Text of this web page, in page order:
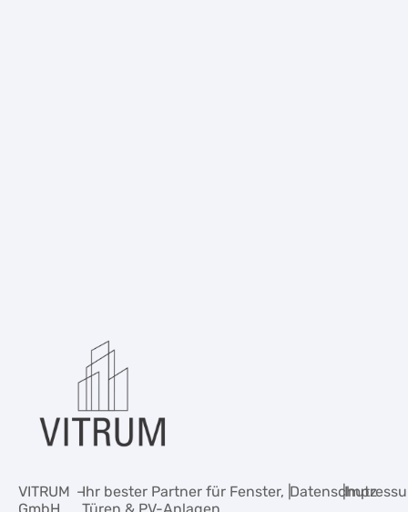
VITRUM –Ihr bester Partner für Fenster, |Datenschutz
|